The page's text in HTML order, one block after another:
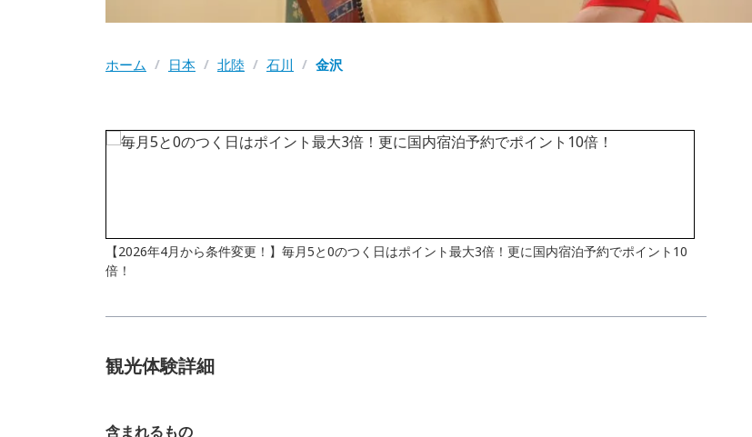
ホーム / 日本 / 北陸 / 石川 / 金沢
【2026年4月から条件変更！】毎月5と0のつく日はポイント最大3倍！更に国内宿泊予約でポイント10
倍！
観光体験詳細
含まれるもの